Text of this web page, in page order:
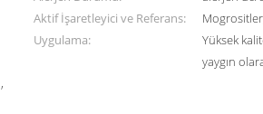
Aktif İşaretleyici ve Referans:
Uygulama:
Yüksek
yaygın
,